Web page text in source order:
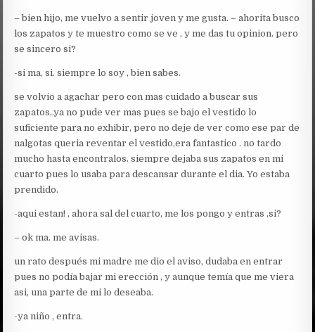
– bien hijo, me vuelvo a sentir joven y me gusta. – ahorita busco
los zapatos y te muestro como se ve , y me das tu opinion. pero
se sincero si?
-si ma, si. siempre lo soy , bien sabes.
se volvio a agachar pero con mas cuidado a buscar sus
zapatos,.ya no pude ver mas pues se bajo el vestido lo
suficiente para no exhibir, pero no deje de ver como ese par de
nalgotas queria reventar el vestido,era fantastico . no tardo
mucho hasta encontralos. siempre dejaba sus zapatos en mi
cuarto pues lo usaba para descansar durante el dia. Yo estaba
prendido.
-aqui estan! , ahora sal del cuarto, me los pongo y entras ,si?
– ok ma. me avisas.
un rato después mi madre me dio el aviso, dudaba en entrar
pues no podía bajar mi erección , y aunque temía que me viera
asi, una parte de mi lo deseaba.
-ya niño , entra.